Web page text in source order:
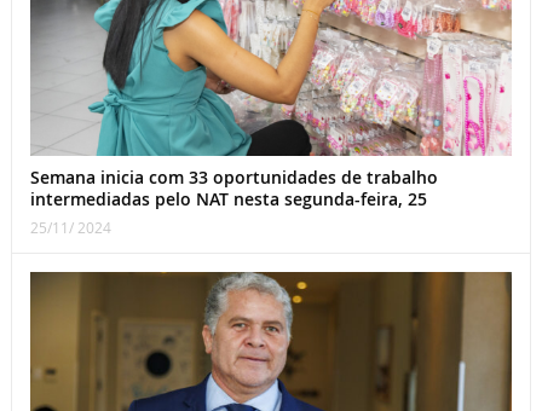
Semana inicia com 33 oportunidades de trabalho
intermediadas pelo NAT nesta segunda-feira, 25
25/11/ 2024